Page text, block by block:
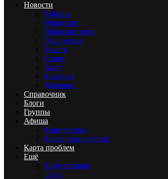
Новости
Районы
Общество
Происшествия
Экономика
Власть
Спорт
Авто
Культура
Здоровье
Справочник
Блоги
Группы
Афиша
Кинотеатры
Календарь событий
Карта проблем
Ещё
Комментарии
Люди